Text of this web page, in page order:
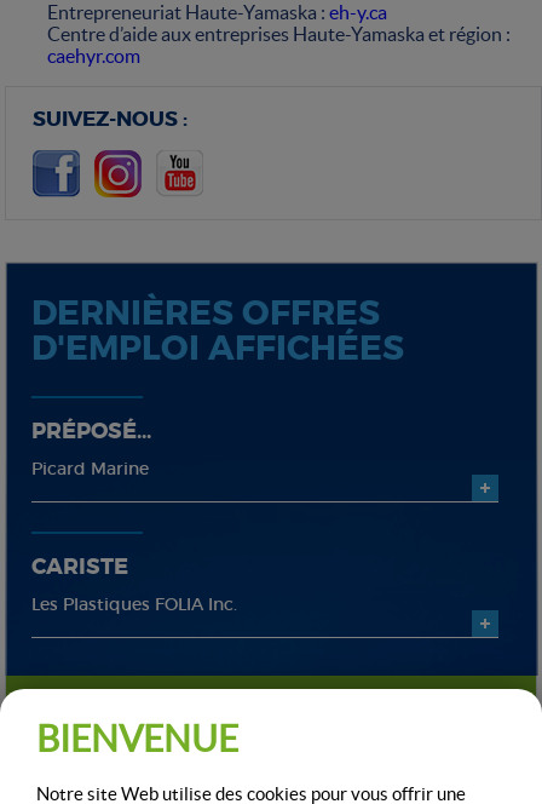
Entrepreneuriat Haute-Yamaska :eh-y.ca
Centre d’aide aux entreprises Haute-Yamaska et région :
caehyr.com
SUIVEZ-NOUS :
DERNIÈRES OFFRES
D'EMPLOI AFFICHÉES
PRÉPOSÉ...
Picard Marine
CARISTE
Les Plastiques FOLIA Inc.
BIENVENUE
Notre site Web utilise des cookies pour vous offrir une